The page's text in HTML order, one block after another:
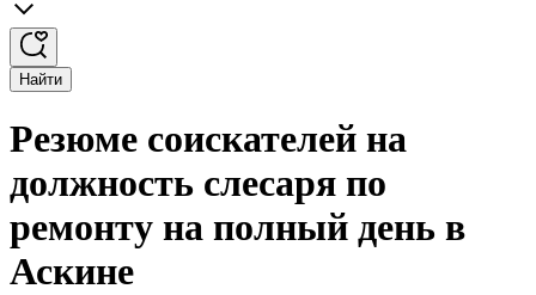
Найти
Резюме соискателей на
должность слесаря по
ремонту на полный день в
Аскине